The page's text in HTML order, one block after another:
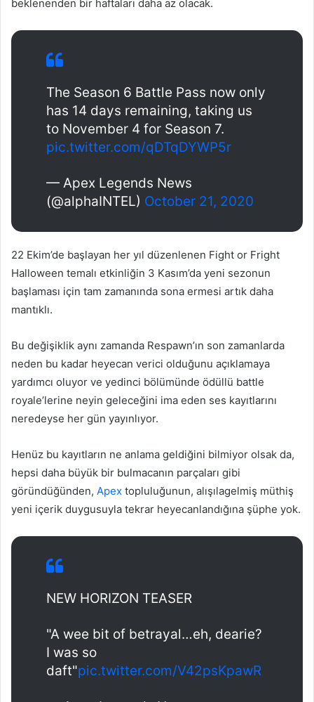
beklenenden bir haftaları daha az olacak.
The Season 6 Battle Pass now only
has 14 days remaining, taking us
to November 4 for Season 7.
pic.twitter.com/qDTqDYWP5r
— Apex Legends News
(@alphaINTEL) October 21, 2020
22 Ekim’de başlayan her yıl düzenlenen Fight or Fright
Halloween temalı etkinliğin 3 Kasım’da yeni sezonun
başlaması için tam zamanında sona ermesi artık daha
mantıklı.
Bu değişiklik aynı zamanda Respawn’ın son zamanlarda
neden bu kadar heyecan verici olduğunu açıklamaya
yardımcı oluyor ve yedinci bölümünde ödüllü battle
royale’lerine neyin geleceğini ima eden ses kayıtlarını
neredeyse her gün yayınlıyor.
Henüz bu kayıtların ne anlama geldiğini bilmiyor olsak da,
hepsi daha büyük bir bulmacanın parçaları gibi
göründüğünden, Apex topluluğunun, alışılagelmiş müthiş
yeni içerik duygusuyla tekrar heyecanlandığına şüphe yok.
NEW HORIZON TEASER
"A wee bit of betrayal…eh, dearie?
I was so
daft"pic.twitter.com/V42psKpawR